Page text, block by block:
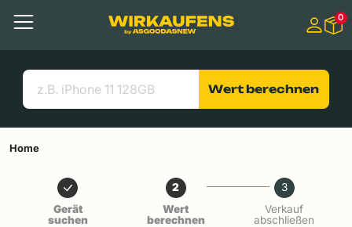
Menü
Suchen
Nützliche Links
0
Wert berechnen
Home
Gerät
suchen
2
Wert
berechnen
3
Verkauf
abschließen